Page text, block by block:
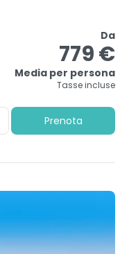
Da
779 €
Media per persona
Tasse incluse
Prenota